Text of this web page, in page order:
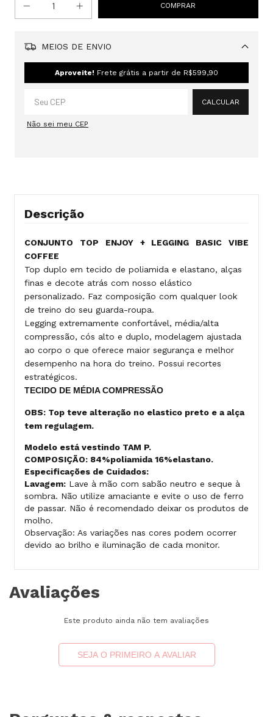
MEIOS DE ENVIO
Aproveite! Frete grátis a partir de R$599,90
CALCULAR
Não sei meu CEP
Descrição
CONJUNTO TOP ENJOY + LEGGING BASIC VIBE
COFFEE
Top duplo em tecido de poliamida e elastano, alças
finas e decote atrás com nosso elástico
personalizado. Faz composição com qualquer look
de treino do seu guarda-roupa.
Legging extremamente confortável, média/alta
compressão, cós alto e duplo, modelagem ajustada
ao corpo o que oferece maior segurança e melhor
desempenho na hora do treino. Possui recortes
estratégicos.
TECIDO DE MÉDIA COMPRESSÃO
OBS: Top teve alteração no elastico preto e a alça
tem regulagem.
Modelo está vestindo TAM P.
COMPOSIÇÃO: 84%poliamida 16%elastano.
Especificações de Cuidados:
Lavagem: Lave à mão com sabão neutro e seque à
sombra. Não utilize amaciante e evite o uso de ferro
de passar. Não é recomendado deixar os produtos de
molho.
Observação: As variações nas cores podem ocorrer
devido ao brilho e iluminação de cada monitor.
Avaliações
Este produto ainda não tem avaliações
SEJA O PRIMEIRO A AVALIAR